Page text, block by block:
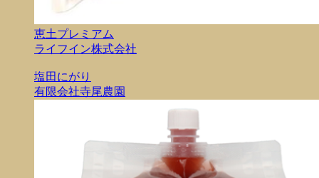
恵土プレミアム
ライフイン株式会社
塩田にがり
有限会社寺尾農園